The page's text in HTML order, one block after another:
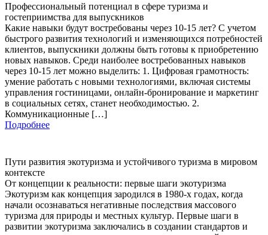
Профессиональный потенциал в сфере туризма и
гостеприимства для выпускников
Какие навыки будут востребованы через 10-15 лет? С учетом
быстрого развития технологий и изменяющихся потребностей
клиентов, выпускники должны быть готовы к приобретению
новых навыков. Среди наиболее востребованных навыков
через 10-15 лет можно выделить: 1. Цифровая грамотность:
умение работать с новыми технологиями, включая системы
управления гостиницами, онлайн-бронирование и маркетинг
в социальных сетях, станет необходимостью. 2.
Коммуникационные […]
Подробнее
Пути развития экотуризма и устойчивого туризма в мировом
контексте
От концепции к реальности: первые шаги экотуризма
Экотуризм как концепция зародился в 1980-х годах, когда
начали осознаваться негативные последствия массового
туризма для природы и местных культур. Первые шаги в
развитии экотуризма заключались в создании стандартов и